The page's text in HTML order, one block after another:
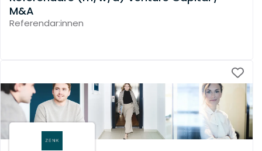
M&A
Referendar:innen